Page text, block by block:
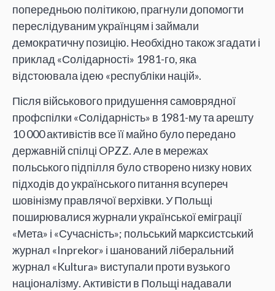
попередньою політикою, прагнули допомогти
переслідуваним українцям і займали
демократичну позицію. Необхідно також згадати і
приклад «Солідарності» 1981-го, яка
відстоювала ідею «республіки націй».
Після військового придушення самоврядної
профспілки «Солідарність» в 1981-му та арешту
10 000 активістів все її майно було передано
державній спілці OPZZ. Але в мережах
польського підпілля було створено низку нових
підходів до українського питання всупереч
шовінізму правлячої верхівки. У Польщі
поширювалися журнали української еміграції
«Мета» і «Сучасність»; польський марксистський
журнал «Inprekor» і шанований ліберальний
журнал «Kultura» виступали проти вузького
націоналізму. Активісти в Польщі надавали